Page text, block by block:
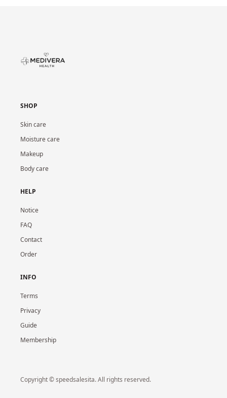
SHOP
Skin care
Moisture care
Makeup
Body care
HELP
Notice
FAQ
Contact
Order
INFO
Terms
Privacy
Guide
Membership
Copyright © speedsalesita. All rights reserved.